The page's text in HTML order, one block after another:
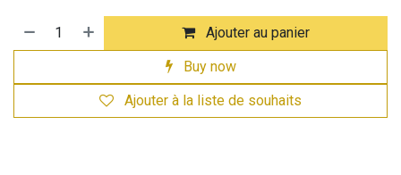
Ajouter au panier
Buy now
Ajouter à la liste de souhaits